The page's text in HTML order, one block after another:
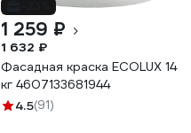
1 259 ₽
1 632 ₽
Фасадная краска ECOLUX 14
кг 4607133681944
4.5(91)